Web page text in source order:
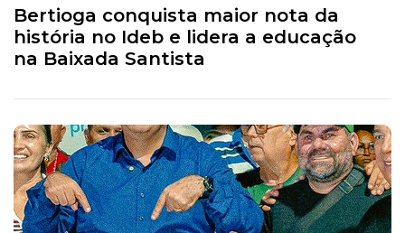
Bertioga conquista maior nota da
história no Ideb e lidera a educação
na Baixada Santista